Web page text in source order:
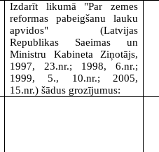
Izdarīt likumā "Par zemes
reformas pabeigšanu lauku
apvidos" (Latvijas
Republikas Saeimas un
Ministru Kabineta Ziņotājs,
1997, 23.nr.; 1998, 6.nr.;
1999, 5., 10.nr.; 2005,
15.nr.) šādus grozījumus: